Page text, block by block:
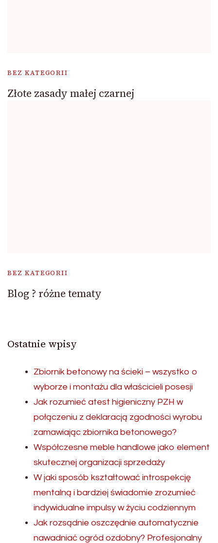
BEZ KATEGORII
Złote zasady małej czarnej
BEZ KATEGORII
Blog ? różne tematy
Ostatnie wpisy
Zbiornik betonowy na ścieki – wszystko o
wyborze i montażu dla właścicieli posesji
Jak rozumieć atest higieniczny PZH w
połączeniu z deklaracją zgodności wyrobu
zamawiając zbiornika betonowego?
Współczesne meble handlowe jako element
skutecznej organizacji sprzedaży
W jaki sposób kształtować introspekcję
mentalną i bardziej świadomie zrozumieć
indywidualne impulsy w życiu codziennym
Jak rozsądnie oszczędnie automatycznie
nawadniać ogród ozdobny? Profesjonalny